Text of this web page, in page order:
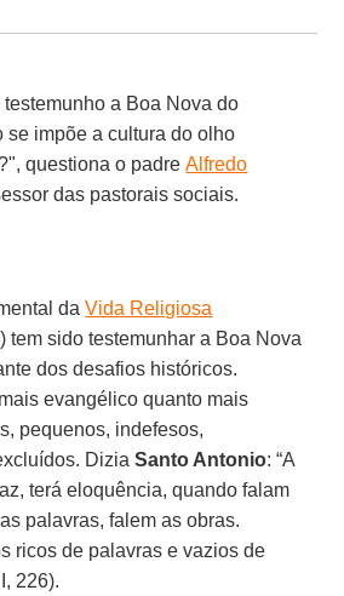
a Boa Nova do
se impõe a cultura do olho
questiona o padreAlfredo
das pastorais sociais.
daVida Religiosa
tem sido testemunhar a Boa Nova
dos desafios históricos.
evangélico quanto mais
pequenos, indefesos,
DiziaSanto Antonio: “A
terá eloquência, quando falam
palavras, falem as obras.
ricos de palavras e vazios de
226).